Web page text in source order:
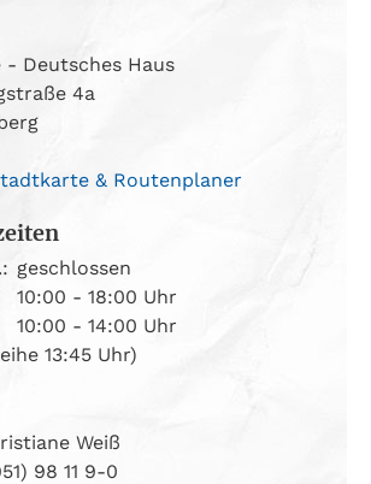
Deutsches Haus
4a
& Routenplaner
geschlossen
10:00 - 18:00 Uhr
10:00 - 14:00 Uhr
13:45 Uhr)
Weiß
98 11 9-0